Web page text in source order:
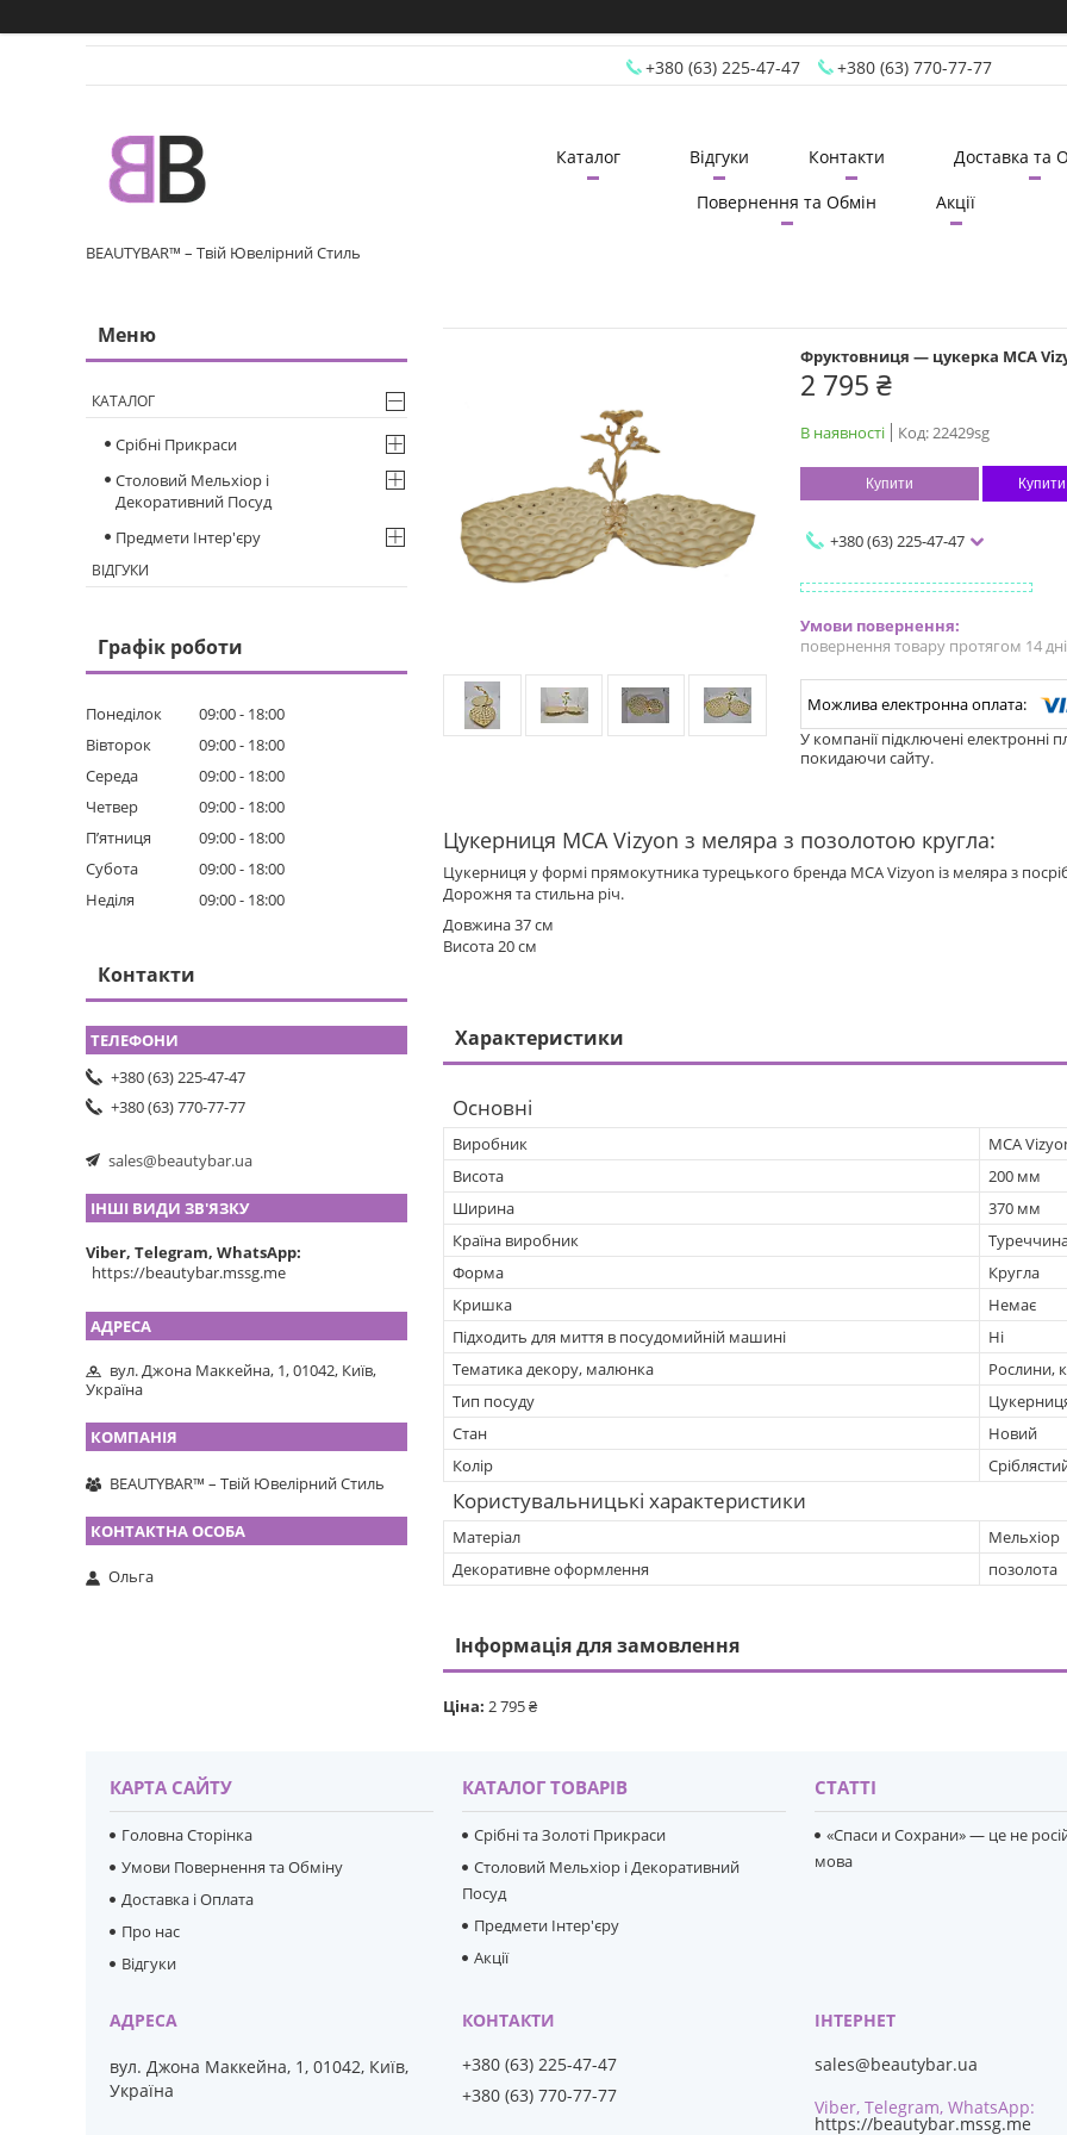
+380 (63) 225-47-47 +380 (63) 770-77-77
BEAUTYBAR™ – Твій Ювелірний Стиль
Каталог Відгуки Контакти
Доставка та
Повернення та Обмін
Акції
Фруктовниця — цукерка MCA
2 795 ₴
В наявності Код: 22429sg
Купити Купити
+380 (63) 225-47-47
повернення товару протягом 14
У компанії підключені
покидаючи сайту.
Цукерниця MCA Vizyon з меляра з позолотою кругла:
Цукерниця у формі прямокутника турецького бренда MCA Vizyon із меляра з
Дорожня та стильна річ.
Довжина 37 см
Висота 20 см
Характеристики
Основні
Виробник
MCA
Висота
200 мм
Ширина
370 мм
Країна виробник
Форма
Кругла
Кришка
Немає
Підходить для миття в посудомийній машині
Ні
Тематика декору, малюнка
Рослини,
Тип посуду
Стан
Новий
Колір
Користувальницькі характеристики
Матеріал
Мельхіор
Декоративне оформлення
позолота
Інформація для замовлення
Ціна: 2 795 ₴
КАТАЛОГ
Срібні Прикраси
Столовий Мельхіор і
Декоративний Посуд
Предмети Інтер'єру
ВІДГУКИ
Графік роботи
Понеділок 09:00
18:00
Вівторок
09:00
18:00
Середа
09:00
18:00
Четвер
09:00
18:00
Пʼятниця
09:00
18:00
Субота
09:00
18:00
Неділя
09:00 18:00
Контакти
+380 (63) 225-47-47
+380 (63) 770-77-77
sales@beautybar.ua
ІНШІ ВИДИ ЗВ'ЯЗКУ
Viber, Telegram, WhatsApp
https://beautybar.mssg.me
вул. Джона Маккейна, 1, 01042, Київ,
Україна
BEAUTYBAR™ – Твій Ювелірний Стиль
Ольга
КАРТА САЙТУ
Головна Сторінка
Умови Повернення та Обміну
Доставка і Оплата
Про нас
Відгуки
КАТАЛОГ ТОВАРІВ
Срібні та Золоті Прикраси
Столовий Мельхіор і Декоративний
Посуд
Предмети Інтер'єру
Акції
СТАТТІ
«Спаси и Сохрани» — це не
мова
вул. Джона Маккейна, 1, 01042, Київ,
Україна
+380 (63) 225-47-47
+380 (63) 770-77-77
sales@beautybar.ua
Viber, Telegram, WhatsApp
https://beautybar.mssg.me